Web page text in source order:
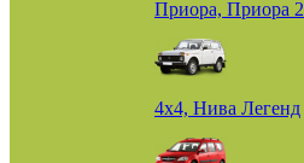
Приора, Приора 2
4х4, Нива Легенд